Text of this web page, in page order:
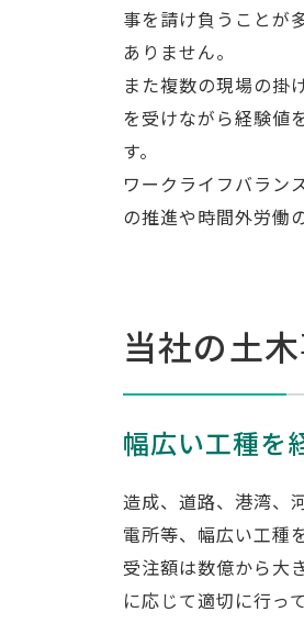
事を請け負うことが
ありません。
また複数の現場の掛
を受けながら経験値
す。
ワークライフバラン
の推進や時間外労働
当社の土
幅広い工種を
造成、道路、港湾、
電所等、幅広い工種
受注額は数億から大
に応じて適切に行っ